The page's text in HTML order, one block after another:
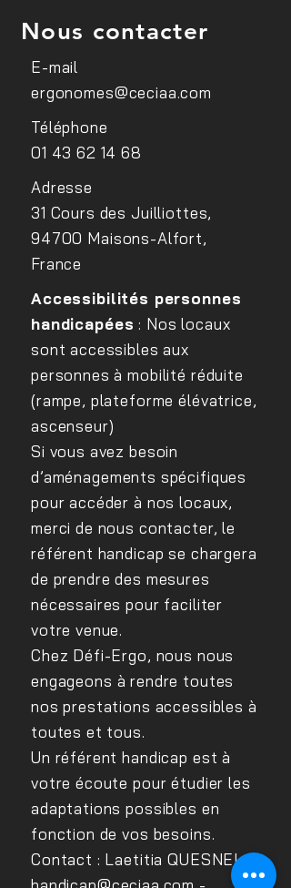
Conférence sur le
handicap visuel au sein du
Nous contacter
E-mail
ergonomes@ceciaa.com
Téléphone
01 43 62 14 68
Adresse
31 Cours des Juilliottes,
94700 Maisons-Alfort,
France
Accessibilités personnes
handicapées : Nos locaux
sont accessibles aux
personnes à mobilité réduite
(rampe, plateforme élévatrice,
ascenseur)
Si vous avez besoin
d’aménagements spécifiques
pour accéder à nos locaux,
merci de nous contacter, le
référent handicap se chargera
de prendre des mesures
nécessaires pour faciliter
votre venue.
Chez Défi-Ergo, nous nous
engageons à rendre toutes
nos prestations accessibles à
toutes et tous.
Un référent handicap est à
votre écoute pour étudier les
adaptations possibles en
fonction de vos besoins.
Contact : Laetitia QUESNEL